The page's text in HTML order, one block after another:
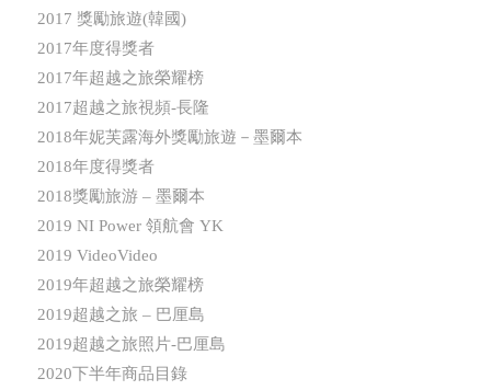
2017 獎勵旅遊(韓國)
2017年度得獎者
2017年超越之旅榮耀榜
2017超越之旅視頻-長隆
2018年妮芙露海外獎勵旅遊－墨爾本
2018年度得獎者
2018獎勵旅游 – 墨爾本
2019 NI Power 領航會 YK
2019 VideoVideo
2019年超越之旅榮耀榜
2019超越之旅 – 巴厘島
2019超越之旅照片-巴厘島
2020下半年商品目錄